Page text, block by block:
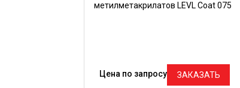
метилметакрилатов LEVL Coat 075
Цена по запросу ЗАКАЗАТЬ